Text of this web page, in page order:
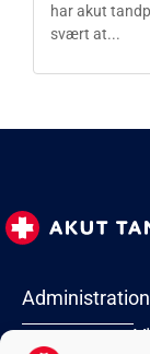
har akut
svært at...
Administration
Lyngby Torv 2